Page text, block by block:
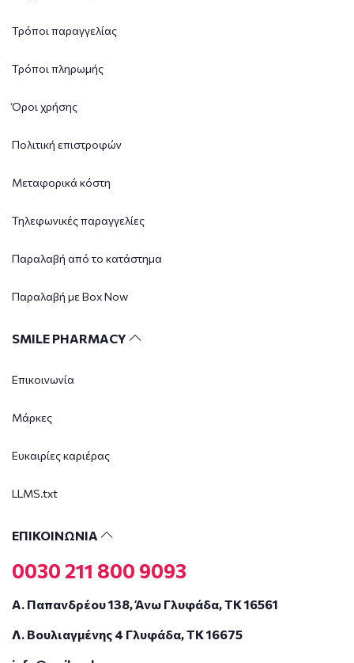
Τρόποι παραγγελίας
Τρόποι πληρωμής
Όροι χρήσης
Πολιτική επιστροφών
Μεταφορικά κόστη
Τηλεφωνικές παραγγελίες
Παραλαβή από το κατάστημα
Παραλαβή με Box Now
SMILE PHARMACY
Επικοινωνία
Μάρκες
Ευκαιρίες καριέρας
LLMS.txt
ΕΠΙΚΟΙΝΩΝΙΑ
0030 211 800 9093
Α. Παπανδρέου 138, Άνω Γλυφάδα, ΤΚ 16561
Λ. Βουλιαγμένης 4 Γλυφάδα, ΤΚ 16675